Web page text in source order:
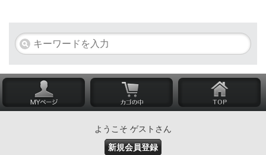
ようこそ ゲストさん
新規会員登録